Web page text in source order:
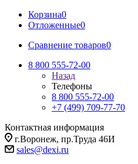
Корзина0
Отложенные0
Сравнение товаров0
8 800 555-72-00
Назад
Телефоны
8 800 555-72-00
+7 (499) 709-77-70
Контактная информация
г.Воронеж, пр.Труда 46И
sales@dexi.ru